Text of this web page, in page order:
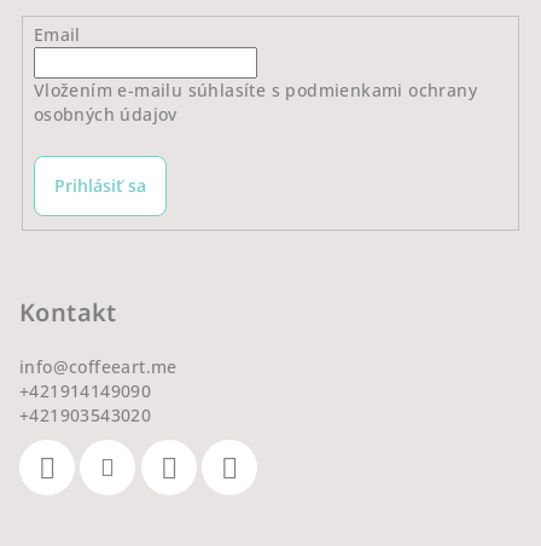
Email
Vložením e-mailu súhlasíte s podmienkami ochrany
osobných údajov
Prihlásiť sa
Kontakt
info@coffeeart.me
+421914149090
+421903543020